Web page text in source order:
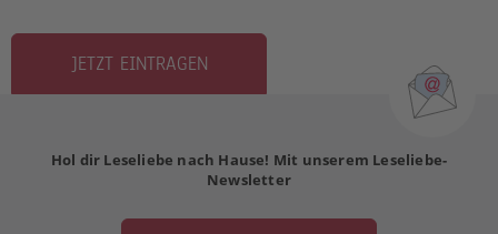
JETZT EINTRAGEN
Hol dir Leseliebe nach Hause! Mit unserem Leseliebe-
Newsletter